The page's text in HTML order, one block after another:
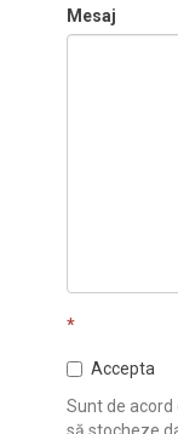
Mesaj
*
Accepta
Sunt de acord